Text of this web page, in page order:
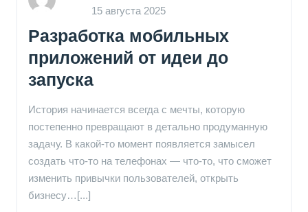
15 августа 2025
Разработка мобильных
приложений от идеи до
запуска
История начинается всегда с мечты, которую
постепенно превращают в детально продуманную
задачу. В какой-то момент появляется замысел
создать что-то на телефонах — что-то, что сможет
изменить привычки пользователей, открыть
бизнесу…[...]